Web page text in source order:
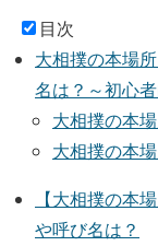
目次
大相撲の本場
名は？～初心
大相撲の本
大相撲の本
【大相撲の本
や呼び名は？